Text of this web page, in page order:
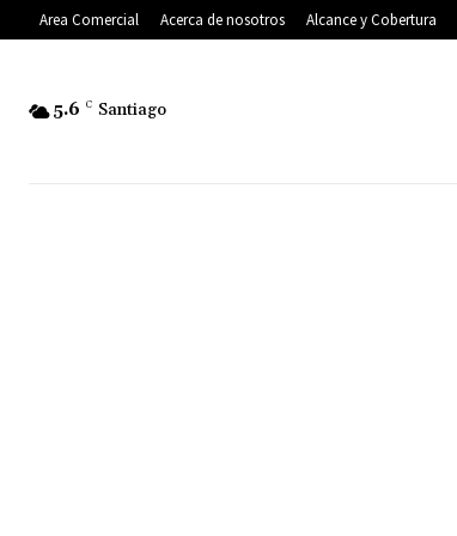
Area Comercial Acerca de nosotros Alcance y Cobertura
5.6 C Santiago